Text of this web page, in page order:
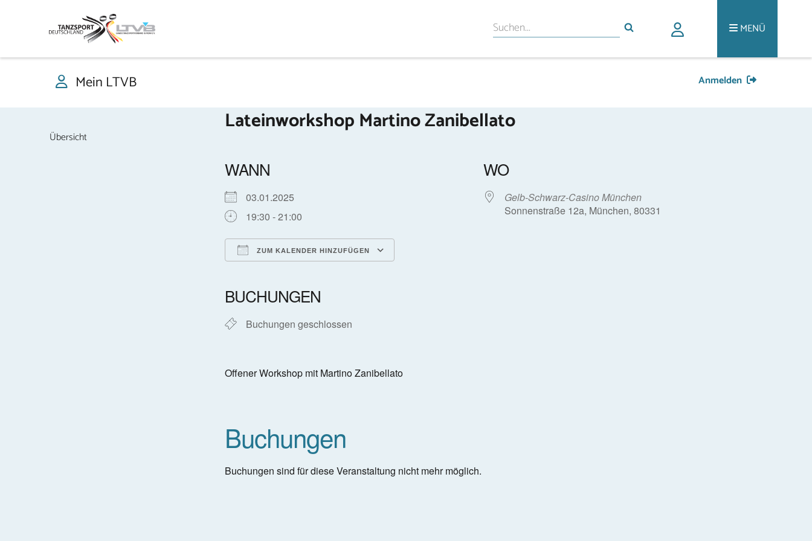
MENÜ
Mein LTVB Anmelden
Übersicht
Lateinworkshop Martino Zanibellato
WANN
03.01.2025
19:30 - 21:00
ZUM KALENDER HINZUFÜGEN
BUCHUNGEN
Buchungen geschlossen
WO
Gelb-Schwarz-Casino München
Sonnenstraße 12a, München, 80331
Offener Workshop mit Martino Zanibellato
Buchungen
Buchungen sind für diese Veranstaltung nicht mehr möglich.